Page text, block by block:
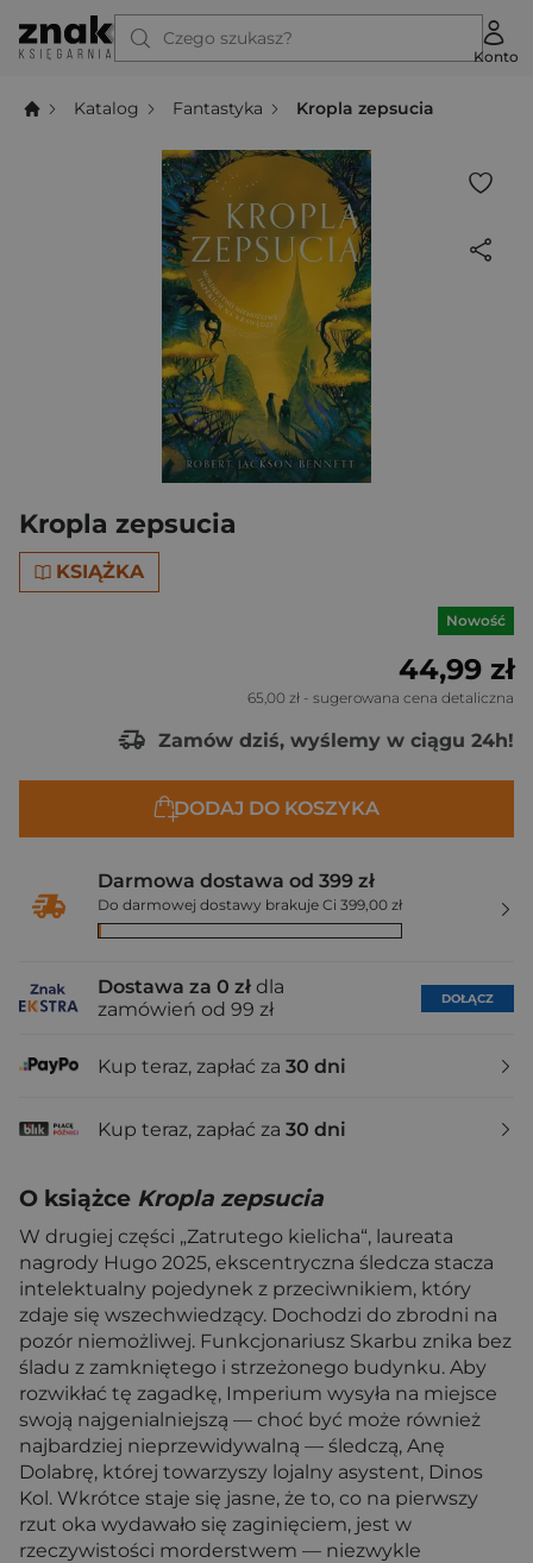
Czego szukasz?
Konto
Katalog Fantastyka Kropla zepsucia
Kropla zepsucia
KSIĄŻKA
Nowość
44,99 zł
65,00 zł - sugerowana cena detaliczna
Zamów dziś, wyślemy w ciągu 24h!
DODAJ DO KOSZYKA
Darmowa dostawa od 399 zł
Do darmowej dostawy brakuje Ci 399,00 zł
Dostawa za 0 zł dla
zamówień od 99 zł
DOŁĄCZ
Kup teraz, zapłać za 30 dni
Kup teraz, zapłać za 30 dni
O książce Kropla zepsucia
W drugiej części „Zatrutego kielicha“, laureata
nagrody Hugo 2025, ekscentryczna śledcza stacza
intelektualny pojedynek z przeciwnikiem, który
zdaje się wszechwiedzący. Dochodzi do zbrodni na
pozór niemożliwej. Funkcjonariusz Skarbu znika bez
śladu z zamkniętego i strzeżonego budynku. Aby
rozwikłać tę zagadkę, Imperium wysyła na miejsce
swoją najgenialniejszą — choć być może również
najbardziej nieprzewidywalną — śledczą, Anę
Dolabrę, której towarzyszy lojalny asystent, Dinos
Kol. Wkrótce staje się jasne, że to, co na pierwszy
rzut oka wydawało się zaginięciem, jest w
rzeczywistości morderstwem — niezwykle